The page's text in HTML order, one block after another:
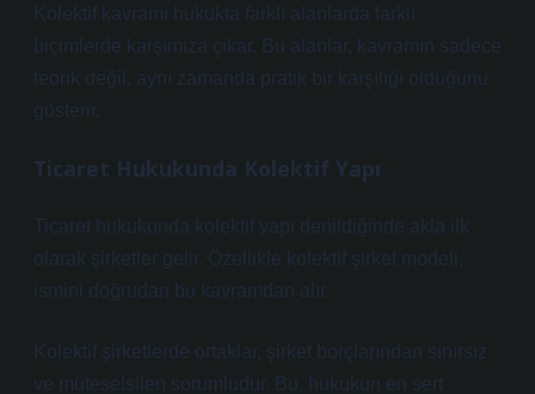
Kolektif kavramı hukukta farklı alanlarda farklı
biçimlerde karşımıza çıkar. Bu alanlar, kavramın sadece
teorik değil, aynı zamanda pratik bir karşılığı olduğunu
gösterir.
Ticaret Hukukunda Kolektif Yapı
Ticaret hukukunda kolektif yapı denildiğinde akla ilk
olarak şirketler gelir. Özellikle kolektif şirket modeli,
ismini doğrudan bu kavramdan alır.
Kolektif şirketlerde ortaklar, şirket borçlarından sınırsız
ve müteselsilen sorumludur. Bu, hukukun en sert